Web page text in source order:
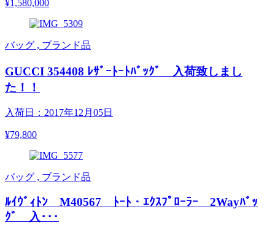
¥1,580,000
バッグ , ブランド品
GUCCI 354408 ﾚｻﾞｰﾄｰﾄﾊﾞｯｸﾞ 入荷致しまし
た！！
入荷日：2017年12月05日
¥79,800
バッグ , ブランド品
ﾙｲｳﾞｨﾄﾝ M40567 ﾄｰﾄ・ｴｸｽﾌﾟﾛｰﾗｰ 2Wayﾊﾞｯ
ｸﾞ 入･･･